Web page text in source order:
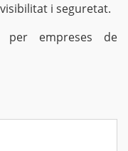
i seguretat.
per empreses de